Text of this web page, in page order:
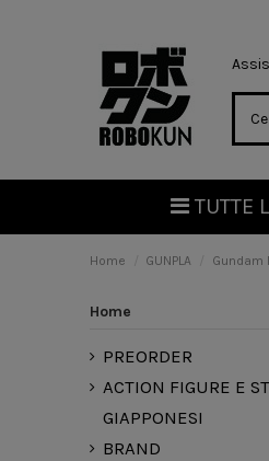
TUTTE
Home GUNPLA Gundam
Home
PREORDER
ACTION FIGURE E
GIAPPONESI
BRAND